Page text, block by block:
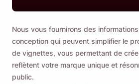
Nous vous fournirons des
conception qui peuvent simplifier le
de vignettes, vous permettant de
reflètent votre marque unique et
public.